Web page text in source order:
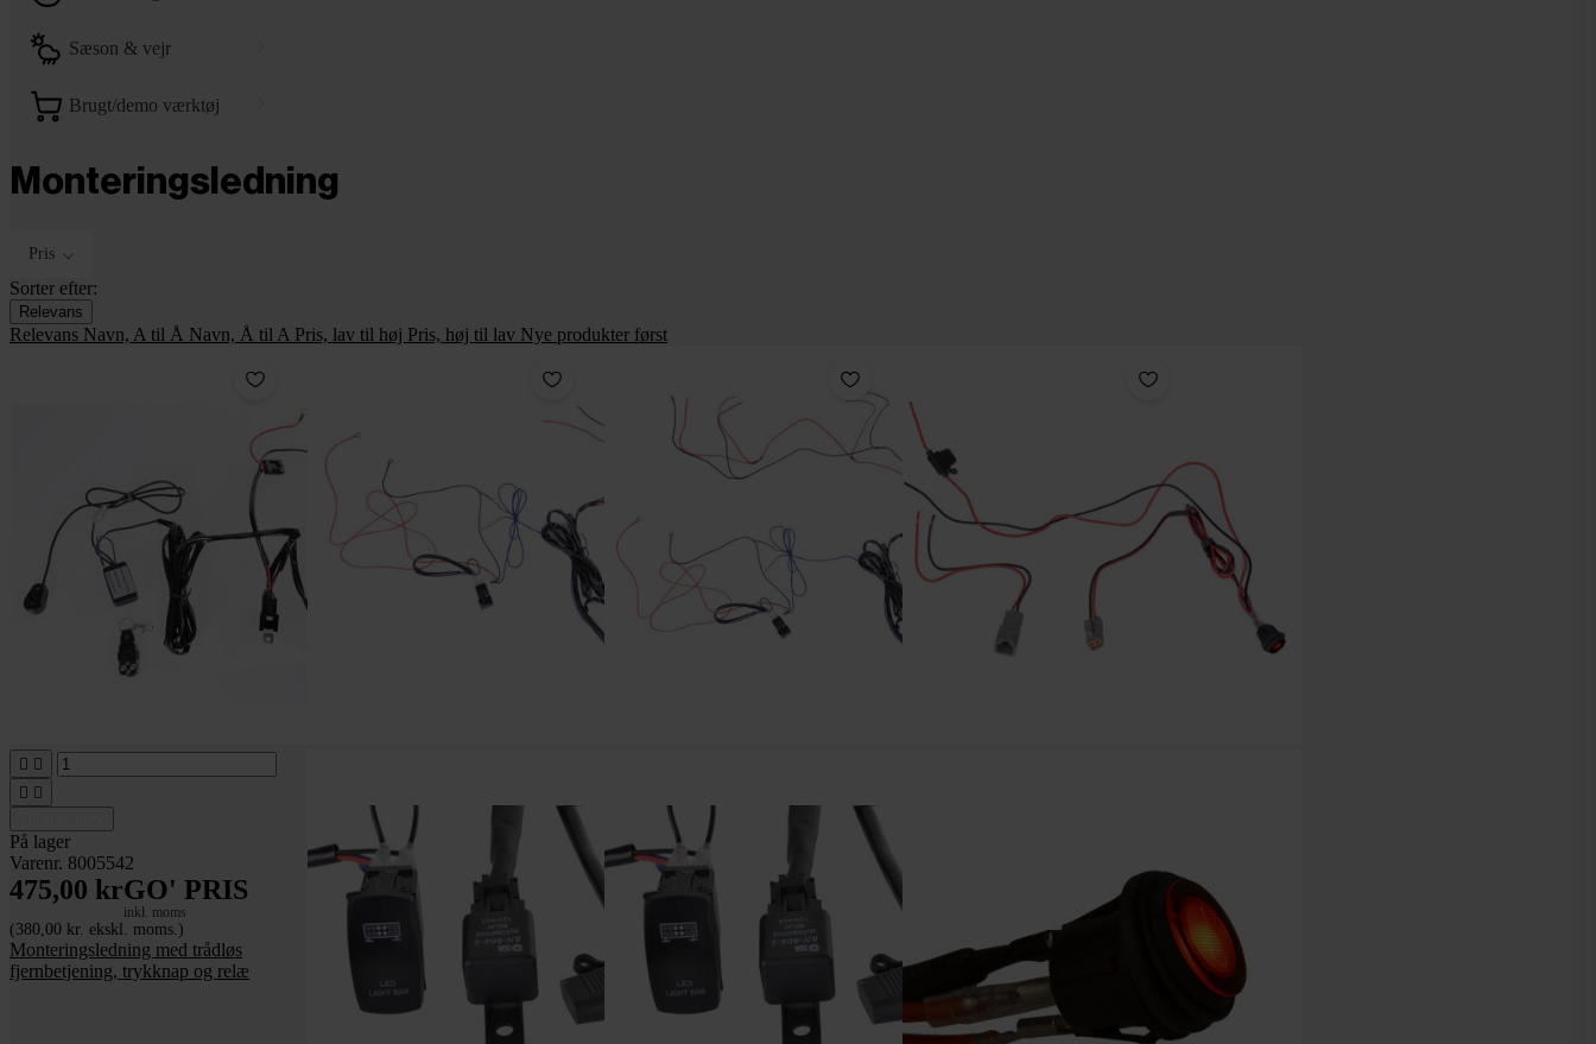
sæson & vejr
brugt/demo værktøj
Monteringsledning
Pris
Sorter efter:
Relevans
Relevans Navn, A til Å Navn, Å til A Pris, lav til høj Pris, høj til lav Nye produkter først
 
 
På lager
Varenr. 8005542
475,00 krGO' PRIS
inkl. moms
(380,00 kr. ekskl. moms.)
Monteringsledning med trådløs
fjernbetjening, trykknap og relæ